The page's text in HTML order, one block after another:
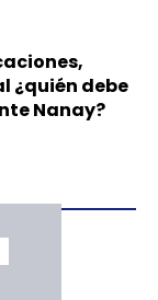
¿quién debe
Nanay?